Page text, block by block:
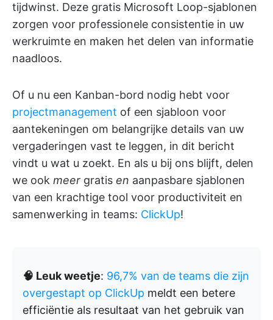
tijdwinst. Deze gratis Microsoft Loop-sjablonen
zorgen voor professionele consistentie in uw
werkruimte en maken het delen van informatie
naadloos.
Of u nu een Kanban-bord nodig hebt voor
projectmanagement of een sjabloon voor
aantekeningen om belangrijke details van uw
vergaderingen vast te leggen, in dit bericht
vindt u wat u zoekt. En als u bij ons blijft, delen
we ook meer gratis en aanpasbare sjablonen
van een krachtige tool voor productiviteit en
samenwerking in teams: ClickUp!
🧠 Leuk weetje: 96,7% van de teams die zijn
overgestapt op ClickUp meldt een betere
efficiëntie als resultaat van het gebruik van